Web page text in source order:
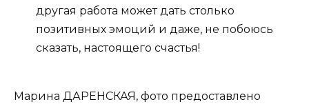
другая работа может дать столько
позитивных эмоций и даже, не побоюсь
сказать, настоящего счастья!
Марина ДАРЕНСКАЯ, фото предоставлено